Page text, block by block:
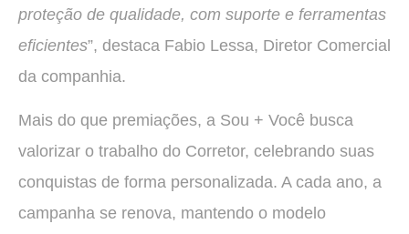
proteção de qualidade, com suporte e ferramentas
eficientes”, destaca Fabio Lessa, Diretor Comercial
da companhia.
Mais do que premiações, a Sou + Você busca
valorizar o trabalho do Corretor, celebrando suas
conquistas de forma personalizada. A cada ano, a
campanha se renova, mantendo o modelo